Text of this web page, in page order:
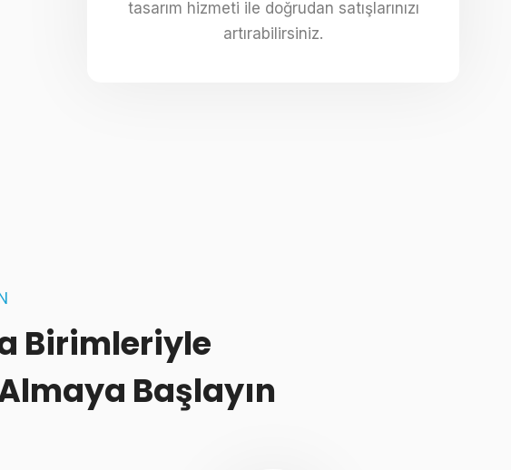
tasarım hizmeti ile doğrudan satışlarınızı
artırabilirsiniz.
Birimleriyle
Başlayın